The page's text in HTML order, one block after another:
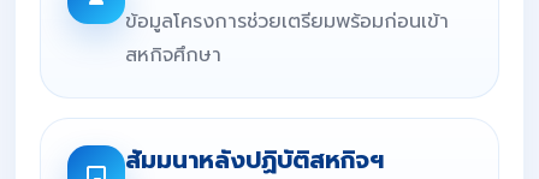
ข้อมูลโครงการช่วยเตรียมพร้อมก่อนเข้า
สหกิจศึกษา
สัมมนาหลังปฏิบัติสหกิจฯ